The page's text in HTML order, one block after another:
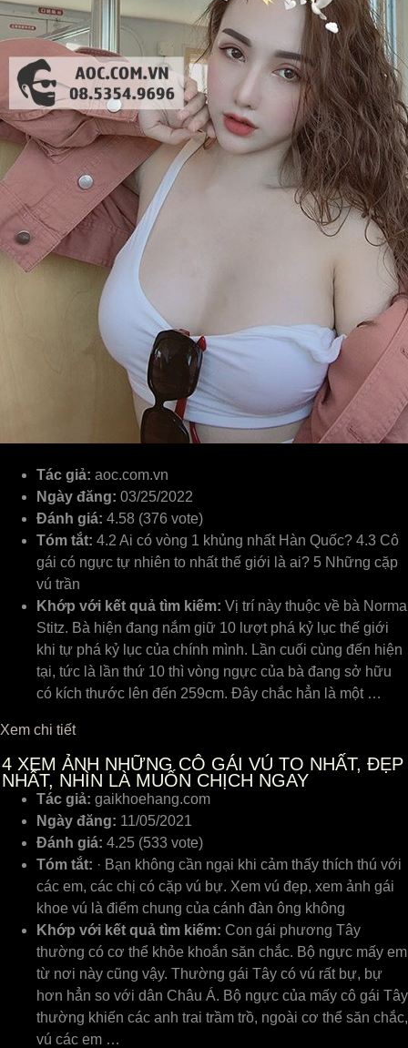
Tác giả: aoc.com.vn
Ngày đăng: 03/25/2022
Đánh giá: 4.58 (376 vote)
Tóm tắt: 4.2 Ai có vòng 1 khủng nhất Hàn Quốc? 4.3 Cô
gái có ngực tự nhiên to nhất thế giới là ai? 5 Những cặp
vú trần
Khớp với kết quả tìm kiếm: Vị trí này thuộc về bà Norma
Stitz. Bà hiện đang nắm giữ 10 lượt phá kỷ lục thế giới
khi tự phá kỷ lục của chính mình. Lần cuối cùng đến hiện
tại, tức là lần thứ 10 thì vòng ngực của bà đang sở hữu
có kích thước lên đến 259cm. Đây chắc hẳn là một …
Xem chi tiết
4 XEM ẢNH NHỮNG CÔ GÁI VÚ TO NHẤT, ĐẸP
NHẤT, NHÌN LÀ MUỐN CHỊCH NGAY
Tác giả: gaikhoehang.com
Ngày đăng: 11/05/2021
Đánh giá: 4.25 (533 vote)
Tóm tắt: · Bạn không cần ngại khi cảm thấy thích thú với
các em, các chị có cặp vú bự. Xem vú đẹp, xem ảnh gái
khoe vú là điểm chung của cánh đàn ông không
Khớp với kết quả tìm kiếm: Con gái phương Tây
thường có cơ thể khỏe khoắn săn chắc. Bộ ngực mấy em
từ nơi này cũng vậy. Thường gái Tây có vú rất bự, bự
hơn hẳn so với dân Châu Á. Bộ ngực của mấy cô gái Tây
thường khiến các anh trai trầm trồ, ngoài cơ thể săn chắc,
vú các em …